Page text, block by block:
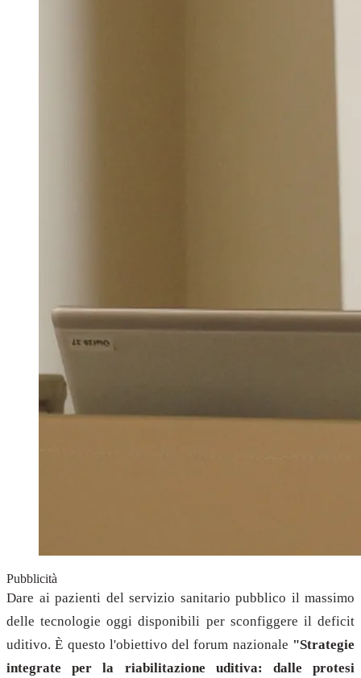
Pubblicità
Dare ai pazienti del servizio sanitario pubblico il massimo
delle tecnologie oggi disponibili per sconfiggere il deficit
uditivo. È questo l'obiettivo del forum nazionale "Strategie
integrate per la riabilitazione uditiva: dalle protesi